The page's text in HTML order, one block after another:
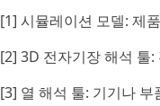
[1] 시뮬레이션 모델: 제
[2] 3D 전자기장 해석 툴:
[3] 열 해석 툴: 기기나